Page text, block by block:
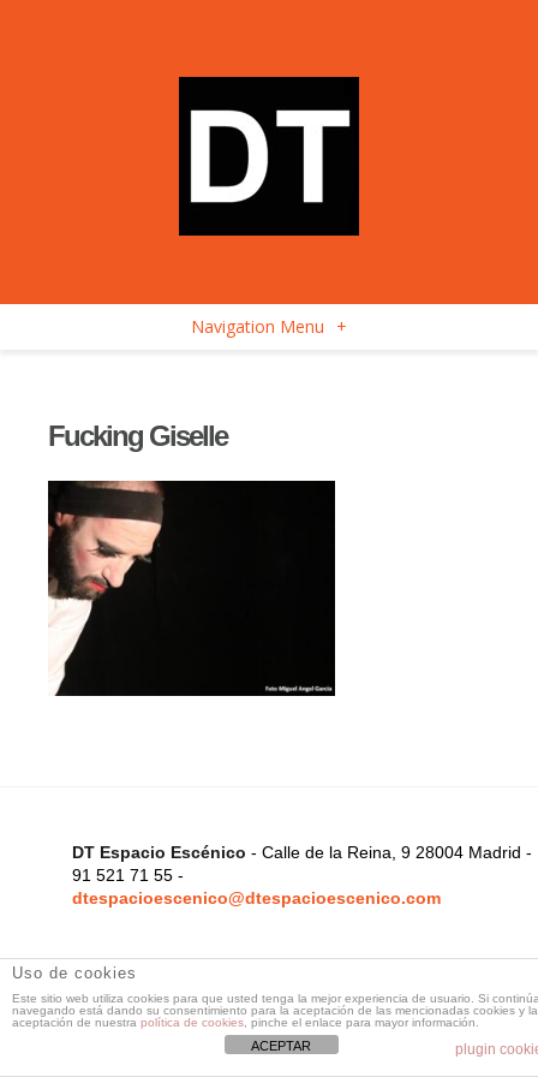
Navigation Menu +
Fucking Giselle
DT Espacio Escénico - Calle de la Reina, 9 28004 Madrid -
91 521 71 55 -
dtespacioescenico@dtespacioescenico.com
Uso de cookies
Este sitio web utiliza cookies para que usted tenga la mejor experiencia de usuario. Si
navegando está dando su consentimiento para la aceptación de las mencionadas cookies y la
aceptación de nuestra política de cookies , pinche el enlace para mayor información.
plugin
ACEPTAR